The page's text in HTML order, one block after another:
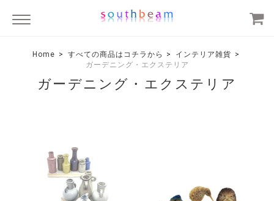
Home すべての商品はコチラから
インテリア雑貨
ガーデニング・エクステリア
ガーデニング・エクステリア